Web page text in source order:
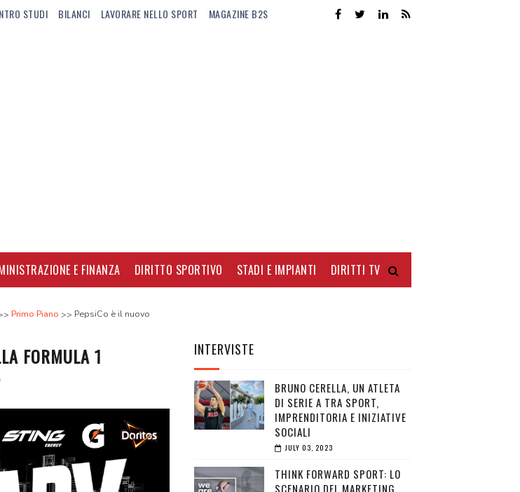
STUDI BILANCI LAVORARE NELLO SPORT MAGAZINE B2S
E FINANZA DIRITTO SPORTIVO STADI E IMPIANTI DIRITTI TV
Primo Piano
PepsiCo è il nuovo
FORMULA 1 INTERVISTE
BRUNO CERELLA, UN ATLETA
DI SERIE A TRA SPORT,
IMPRENDITORIA E INIZIATIVE
SOCIALI
JULY 03, 2023
THINK FORWARD SPORT: LO
SCENARIO DEL MARKETING